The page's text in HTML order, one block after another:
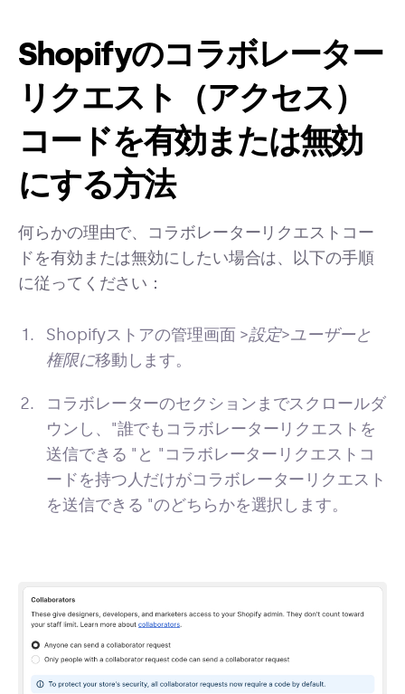
Shopifyのコラボレーター
リクエスト（アクセス）
コードを有効または無効
にする方法
何らかの理由で、コラボレーターリクエストコー
ドを有効または無効にしたい場合は、以下の手順
に従ってください：
Shopifyストアの管理画面 >設定>ユーザーと
権限に移動します。
コラボレーターのセクションまでスクロールダ
ウンし、"誰でもコラボレーターリクエストを
送信できる "と "コラボレーターリクエストコ
ードを持つ人だけがコラボレーターリクエスト
を送信できる "のどちらかを選択します。